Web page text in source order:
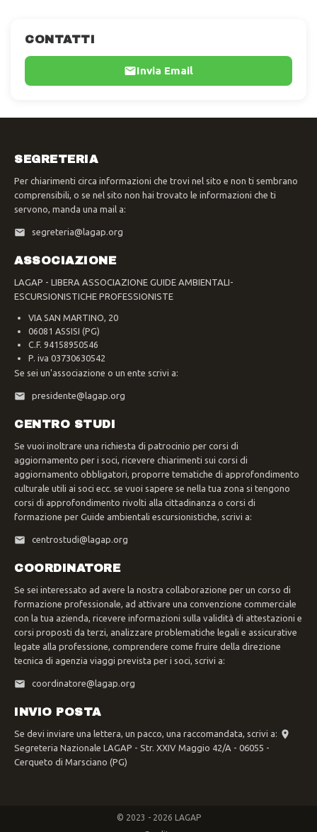
CONTATTI
Invia Email
SEGRETERIA
Per chiarimenti circa informazioni che trovi nel sito e non ti sembrano
comprensibili, o se nel sito non hai trovato le informazioni che ti
servono, manda una mail a:
segreteria@lagap.org
ASSOCIAZIONE
LAGAP - LIBERA ASSOCIAZIONE GUIDE AMBIENTALI-
ESCURSIONISTICHE PROFESSIONISTE
VIA SAN MARTINO, 20
06081 ASSISI (PG)
C.F. 94158950546
P. iva 03730630542
Se sei un'associazione o un ente scrivi a:
presidente@lagap.org
CENTRO STUDI
Se vuoi inoltrare una richiesta di patrocinio per corsi di
aggiornamento per i soci, ricevere chiarimenti sui corsi di
aggiornamento obbligatori, proporre tematiche di approfondimento
culturale utili ai soci ecc. se vuoi sapere se nella tua zona si tengono
corsi di approfondimento rivolti alla cittadinanza o corsi di
formazione per Guide ambientali escursionistiche, scrivi a:
centrostudi@lagap.org
COORDINATORE
Se sei interessato ad avere la nostra collaborazione per un corso di
formazione professionale, ad attivare una convenzione commerciale
con la tua azienda, ricevere informazioni sulla validità di attestazioni e
corsi proposti da terzi, analizzare problematiche legali e assicurative
legate alla professione, comprendere come fruire della direzione
tecnica di agenzia viaggi prevista per i soci, scrivi a:
coordinatore@lagap.org
INVIO POSTA
Se devi inviare una lettera, un pacco, una raccomandata, scrivi a:
Segreteria Nazionale LAGAP - Str. XXIV Maggio 42/A - 06055 -
Cerqueto di Marsciano (PG)
© 2023 - 2026 LAGAP